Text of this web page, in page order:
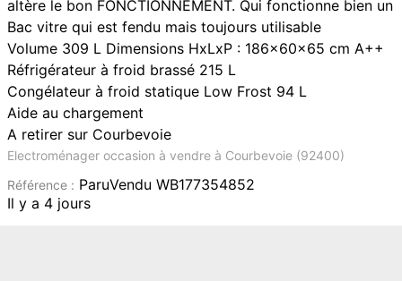
altère le bon FONCTIONNEMENT. Qui fonctionne bien un
Bac vitre qui est fendu mais toujours utilisable
Volume 309 L Dimensions HxLxP : 186x60x65 cm A++
Réfrigérateur à froid brassé 215 L
Congélateur à froid statique Low Frost 94 L
Aide au chargement
A retirer sur Courbevoie
Electroménager occasion à vendre à Courbevoie (92400)
Référence : ParuVendu WB177354852
Il y a 4 jours